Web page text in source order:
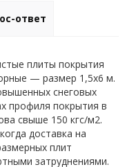
ответ
плиты покрытия
— размер 1,5х6 м.
снеговых
профиля покрытия в
свыше 150 кгс/м2.
доставка на
плит
затруднениями.